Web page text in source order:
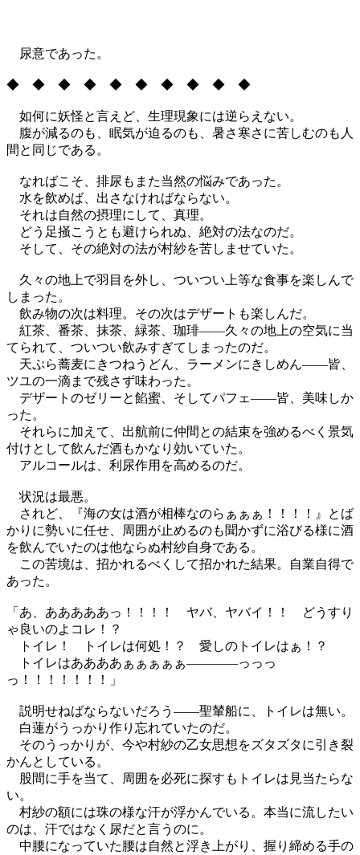
尿意であった。
◆ ◆ ◆ ◆ ◆ ◆ ◆ ◆ ◆ ◆
如何に妖怪と言えど、生理現象には逆らえない。
腹が減るのも、眠気が迫るのも、暑さ寒さに苦しむのも人
間と同じである。
なればこそ、排尿もまた当然の悩みであった。
水を飲めば、出さなければならない。
それは自然の摂理にして、真理。
どう足掻こうとも避けられぬ、絶対の法なのだ。
そして、その絶対の法が村紗を苦しませていた。
久々の地上で羽目を外し、ついつい上等な食事を楽しんで
しまった。
飲み物の次は料理。その次はデザートも楽しんだ。
紅茶、番茶、抹茶、緑茶、珈琲――久々の地上の空気に当
てられて、ついつい飲みすぎてしまったのだ。
天ぷら蕎麦にきつねうどん、ラーメンにきしめん――皆、
ツユの一滴まで残さず味わった。
デザートのゼリーと餡蜜、そしてパフェ――皆、美味しか
った。
それらに加えて、出航前に仲間との結束を強めるべく景気
付けとして飲んだ酒もかなり効いていた。
アルコールは、利尿作用を高めるのだ。
状況は最悪。
されど、『海の女は酒が相棒なのらぁぁぁ！！！！』とば
かりに勢いに任せ、周囲が止めるのも聞かずに浴びる様に酒
を飲んでいたのは他ならぬ村紗自身である。
この苦境は、招かれるべくして招かれた結果。自業自得で
あった。
「あ、あああああっ！！！！ ヤバ、ヤバイ！！ どうすり
ゃ良いのよコレ！？
トイレ！ トイレは何処！？ 愛しのトイレはぁ！？
トイレはああああぁぁぁぁぁ――――っっっ
っ！！！！！！！」
説明せねばならないだろう――聖輦船に、トイレは無い。
白蓮がうっかり作り忘れていたのだ。
そのうっかりが、今や村紗の乙女思想をズタズタに引き裂
かんとしている。
股間に手を当て、周囲を必死に探すもトイレは見当たらな
い。
村紗の額には珠の様な汗が浮かんでいる。本当に流したい
のは、汗ではなく尿だと言うのに。
中腰になっていた腰は自然と浮き上がり、握り締める手の